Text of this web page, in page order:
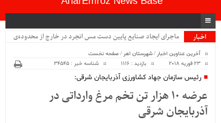
اخبار
ماجرای ایجاد صنایع پایین دست مس انجرد در خارج از محدوده‌ی
آخرین عناوین اخبار /شهرستان اهر /صفحه نخست
23 فوریه 2018
بازدید : 1116 شناسه خبر : 34545
رئیس سازمان جهاد کشاورزی آذربایجان شرقی:
عرضه 10 هزار تن تخم مرغ وارداتی در
آذربایجان شرقی